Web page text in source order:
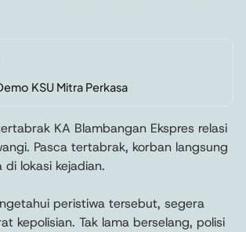
KSU Mitra Perkasa
KA Blambangan Ekspres relasi
Pasca tertabrak, korban langsung
lokasi kejadian.
peristiwa tersebut, segera
kepolisian. Tak lama berselang, polisi